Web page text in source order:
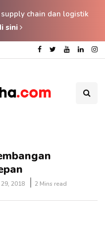
chain dan logistik
sini
2018 2 Mins read